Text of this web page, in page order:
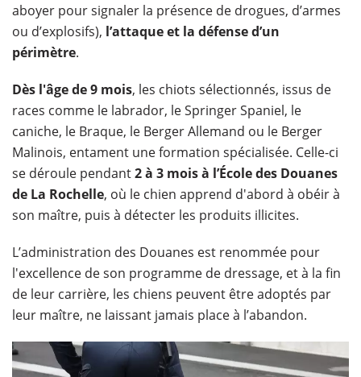
aboyer pour signaler la présence de drogues, d’armes
ou d’explosifs), l’attaque et la défense d’un
périmètre.
Dès l'âge de 9 mois, les chiots sélectionnés, issus de
races comme le labrador, le Springer Spaniel, le
caniche, le Braque, le Berger Allemand ou le Berger
Malinois, entament une formation spécialisée. Celle-ci
se déroule pendant2 à 3 mois à l’École des Douanes
de La Rochelle, où le chien apprend d'abord à obéir à
son maître, puis à détecter les produits illicites.
L’administration des Douanes est renommée pour
l'excellence de son programme de dressage, et à la fin
de leur carrière, les chiens peuvent être adoptés par
leur maître, ne laissant jamais place à l’abandon.